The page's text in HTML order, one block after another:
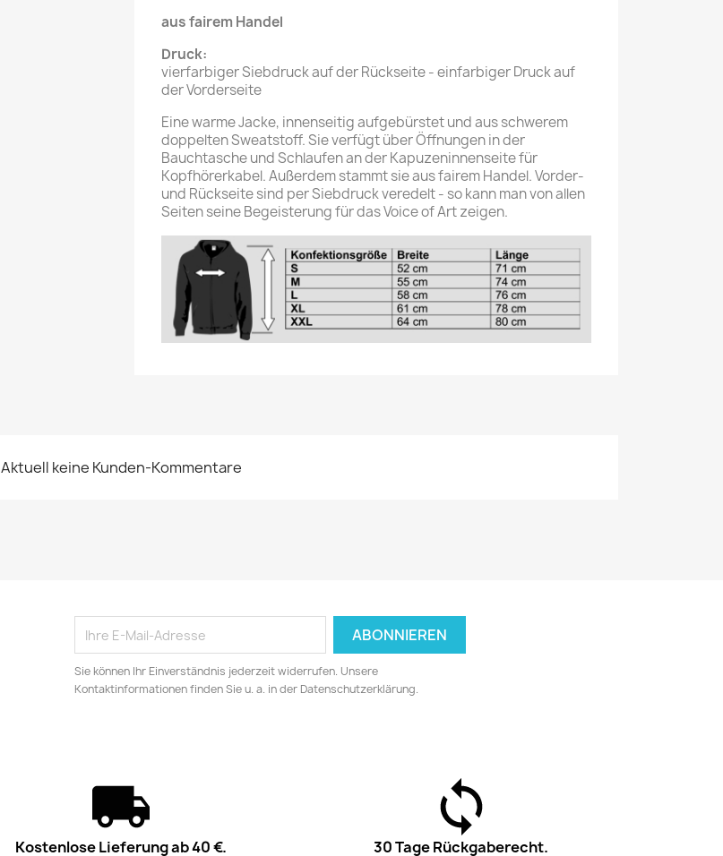
aus fairem Handel
Druck:
vierfarbiger Siebdruck auf der Rückseite - einfarbiger Druck auf
der Vorderseite
Eine warme Jacke, innenseitig aufgebürstet und aus schwerem
doppelten Sweatstoff. Sie verfügt über Öffnungen in der
Bauchtasche und Schlaufen an der Kapuzeninnenseite für
Kopfhörerkabel. Außerdem stammt sie aus fairem Handel. Vorder-
und Rückseite sind per Siebdruck veredelt - so kann man von allen
Seiten seine Begeisterung für das Voice of Art zeigen.
Aktuell keine Kunden-Kommentare
Sie können Ihr Einverständnis jederzeit widerrufen. Unsere
Kontaktinformationen finden Sie u. a. in der Datenschutzerklärung.
Kostenlose Lieferung ab 40 €. 30 Tage Rückgaberecht.